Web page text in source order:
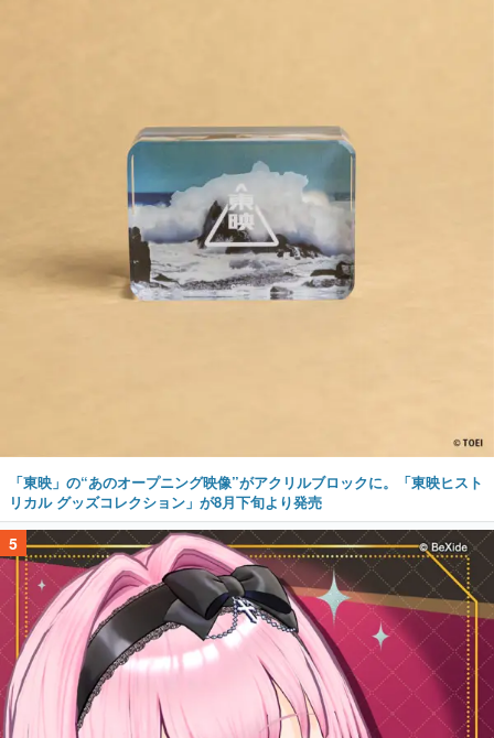
「東映」の“あのオープニング映像”がアクリルブロックに。「東映ヒスト
リカル グッズコレクション」が8月下旬より発売
5